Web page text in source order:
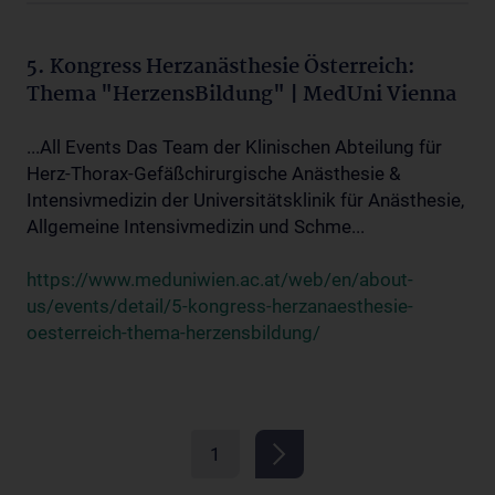
5. Kongress Herzanästhesie Österreich:
Thema "HerzensBildung" | MedUni Vienna
...All Events Das Team der Klinischen Abteilung für
Herz-Thorax-Gefäßchirurgische Anästhesie &
Intensivmedizin der Universitätsklinik für Anästhesie,
Allgemeine Intensivmedizin und Schme...
https://www.meduniwien.ac.at/web/en/about-
us/events/detail/5-kongress-herzanaesthesie-
oesterreich-thema-herzensbildung/
1